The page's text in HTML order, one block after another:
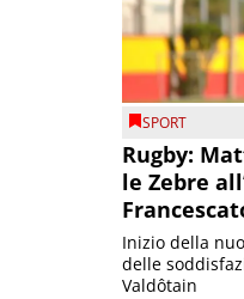
SPORT
Rugby:
le Zebre
Inizio della
delle
Valdôtain